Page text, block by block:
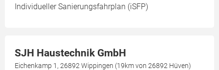
Individueller Sanierungsfahrplan (iSFP)
SJH Haustechnik GmbH
Eichenkamp 1, 26892 Wippingen (19km von 26892 Hüven)